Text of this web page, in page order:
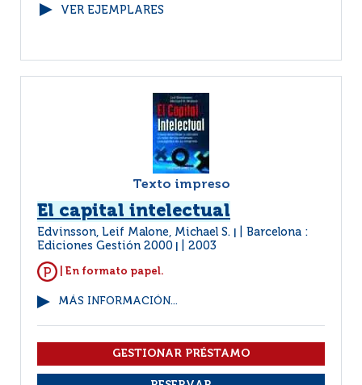
VER EJEMPLARES
Texto impreso
El capital intelectual
Edvinsson, Leif Malone, Michael S.
Barcelona :
Ediciones Gestión 2000
2003
| En formato papel.
MÁS INFORMACIÓN...